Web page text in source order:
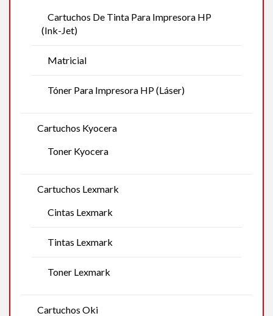
Cartuchos De Tinta Para Impresora HP
(Ink-Jet)
Matricial
Tóner Para Impresora HP (Láser)
Cartuchos Kyocera
Toner Kyocera
Cartuchos Lexmark
Cintas Lexmark
Tintas Lexmark
Toner Lexmark
Cartuchos Oki